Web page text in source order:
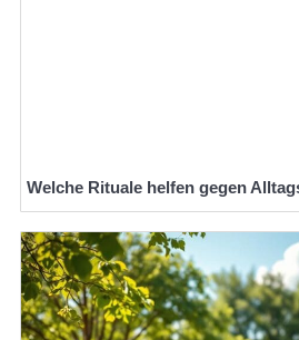
Welche Rituale helfen gegen